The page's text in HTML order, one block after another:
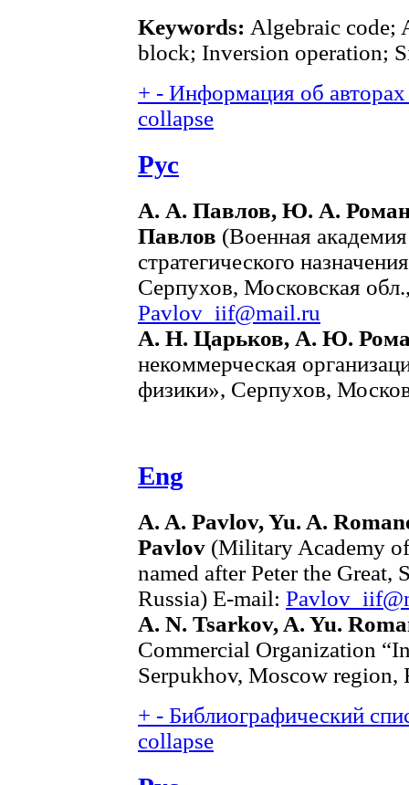
Keywords: Algebraic code;
block; Inversion operation;
+ - Информация об
collapse
Рус
А. А. Павлов, Ю. А.
Павлов (Военная
стратегического
Серпухов, Московская
Pavlov_iif@mail.ru
А. Н. Царьков, А. Ю.
некоммерческая
физики», Серпухов,
Eng
A. A. Pavlov, Yu. A.
Pavlov (Military Academy
named after Peter the
Russia) E-mail:
A. N. Tsarkov, A. Yu.
Commercial Organization
Serpukhov, Moscow region,
+ - Библиографический
collapse